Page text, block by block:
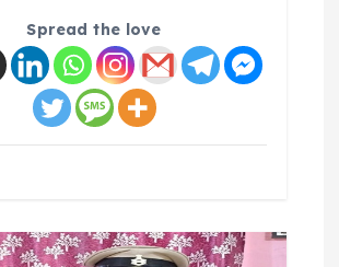
Spread the love